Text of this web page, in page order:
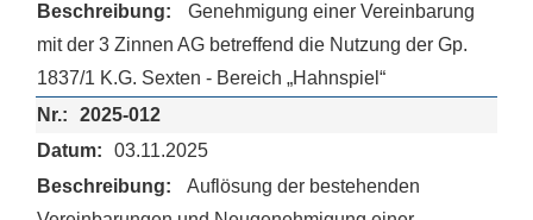
Genehmigung einer Vereinbarung
mit der 3 Zinnen AG betreffend die Nutzung der Gp.
1837/1 K.G. Sexten - Bereich „Hahnspiel“
2025-012
03.11.2025
Auflösung der bestehenden